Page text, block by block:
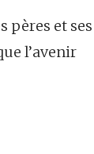
pères et ses
l’avenir